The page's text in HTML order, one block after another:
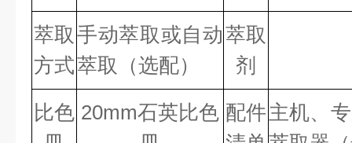
萃取
方式
手动萃取或自动
萃取（选配）
萃取
剂
比色 20mm石英比色 配件 主机、